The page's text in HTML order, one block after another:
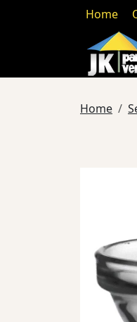
Home
Home